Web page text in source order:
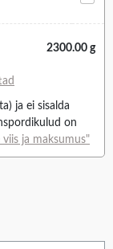
2300.00 g
ja ei sisalda
on
ja maksumus"